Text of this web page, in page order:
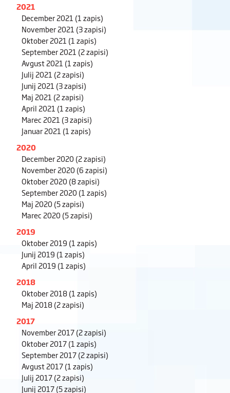
2021
December 2021 (1 zapis)
November 2021 (3 zapisi)
Oktober 2021 (1 zapis)
September 2021 (2 zapisi)
Avgust 2021 (1 zapis)
Julij 2021 (2 zapisi)
Junij 2021 (3 zapisi)
Maj 2021 (2 zapisi)
April 2021 (1 zapis)
Marec 2021 (3 zapisi)
Januar 2021 (1 zapis)
2020
December 2020(2 zapisi)
November 2020(6 zapisi)
Oktober 2020(8 zapisi)
September 2020(1 zapis)
Maj 2020(5 zapisi)
Marec 2020(5 zapisi)
2019
Oktober 2019 (1 zapis)
Junij 2019 (1 zapis)
April 2019 (1 zapis)
2018
Oktober 2018(1 zapis)
Maj 2018(2 zapisi)
2017
November 2017(2 zapisi)
Oktober 2017(1 zapis)
September 2017(2 zapisi)
Avgust 2017(1 zapis)
Julij 2017(2 zapisi)
Junij 2017(5 zapisi)